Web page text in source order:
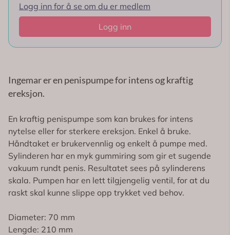
Logg inn for å se om du er medlem
Logg inn
Ingemar er en penispumpe for intens og kraftig
ereksjon.
En kraftig penispumpe som kan brukes for intens
nytelse eller for sterkere ereksjon. Enkel å bruke.
Håndtaket er brukervennlig og enkelt å pumpe med.
Sylinderen har en myk gummiring som gir et sugende
vakuum rundt penis. Resultatet sees på sylinderens
skala. Pumpen har en lett tilgjengelig ventil, for at du
raskt skal kunne slippe opp trykket ved behov.
Diameter: 70 mm
Lengde: 210 mm